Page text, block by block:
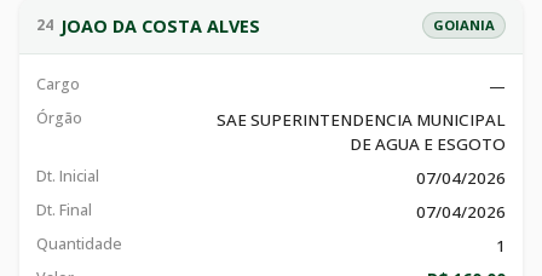
24 JOAO DA COSTA ALVES GOIANIA
Cargo —
Órgão
SAE SUPERINTENDENCIA MUNICIPAL
DE AGUA E ESGOTO
Dt. Inicial 07/04/2026
Dt. Final 07/04/2026
Quantidade 1